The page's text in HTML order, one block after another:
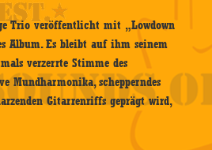
Trio veröffentlicht mit „Lowdown
Album. Es bleibt auf ihm seinem
verzerrte Stimme des
Mundharmonika, schepperndes
Gitarrenriffs geprägt wird,